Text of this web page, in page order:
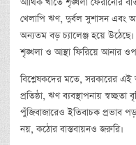
খেলাপি ঋণ, দুর্বল সুশাসন এবং
অন্যতম বড় চ্যালেঞ্জ হয়ে উঠেছে।
শৃঙ্খলা ও আস্থা ফিরিয়ে আনার
বিশ্লেষকদের মতে, সরকারের এই
প্রতিষ্ঠা, ঋণ ব্যবস্থাপনায়
পুঁজিবাজারেও ইতিবাচক প্রভাব
নয়, কঠোর বাস্তবায়নও জরুরি।